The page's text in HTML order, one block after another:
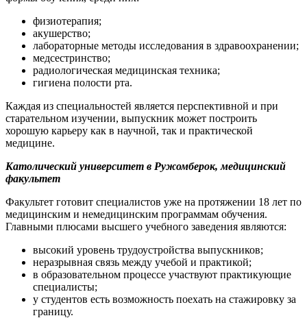
физиотерапия;
акушерство;
лабораторные методы исследования в здравоохранении;
медсестринство;
радиологическая медицинская техника;
гигиена полости рта.
Каждая из специальностей является перспективной и при
старательном изучении, выпускник может построить
хорошую карьеру как в научной, так и практической
медицине.
Католический университет в Ружомберок, медицинский
факультет
Факультет готовит специалистов уже на протяжении 18 лет по
медицинским и немедицинским программам обучения.
Главными плюсами высшего учебного заведения являются:
высокий уровень трудоустройства выпускников;
неразрывная связь между учебой и практикой;
в образовательном процессе участвуют практикующие
специалисты;
у студентов есть возможность поехать на стажировку за
границу.